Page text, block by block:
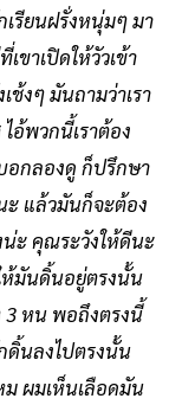
รียนฝรั่งหนุ่มๆ มา
ขาเปิดให้วัวเข้า
ช้งๆ มันถามว่าเรา
อ้พวกนี้เราต้อง
อกลองดู ก็ปรึกษา
ะ แล้วมันก็จะต้อง
น่ะ คุณระวังให้ดีนะ
ห้มันดิ้นอยู่ตรงนั้น
หน พอถึงตรงนี้
นลงไปตรงนั้น
ม ผมเห็นเลือดมัน